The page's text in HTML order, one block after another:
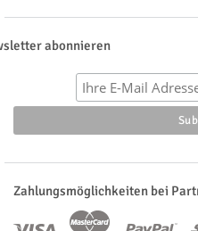
abonnieren
Zahlungsmöglichkeiten bei